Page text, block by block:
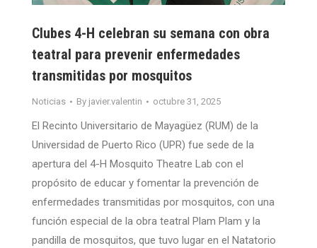
Clubes 4-H celebran su semana con obra
teatral para prevenir enfermedades
transmitidas por mosquitos
Noticias By javier.valentin octubre 31, 2025
El Recinto Universitario de Mayagüez (RUM) de la
Universidad de Puerto Rico (UPR) fue sede de la
apertura del 4-H Mosquito Theatre Lab con el
propósito de educar y fomentar la prevención de
enfermedades transmitidas por mosquitos, con una
función especial de la obra teatral Plam Plam y la
pandilla de mosquitos, que tuvo lugar en el Natatorio